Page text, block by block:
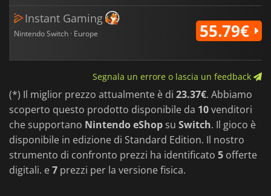
Instant Gaming
Nintendo Switch · Europe 55.79€
Segnala un errore o lascia un feedback
(*) Il miglior prezzo attualmente è di 23.37€. Abbiamo
scoperto questo prodotto disponibile da 10venditori
che supportano Nintendo eShop su Switch. Il gioco è
disponibile in edizione di Standard Edition. Il nostro
strumento di confronto prezzi ha identificato 5 offerte
digitali. e7 prezzi per la versione fisica.